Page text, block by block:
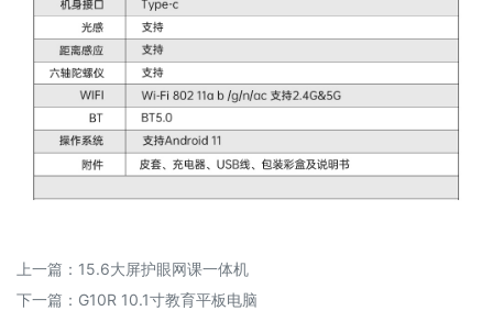
上一篇： 15.6大屏护眼网课一体机
下一篇： G10R 10.1寸教育平板电脑